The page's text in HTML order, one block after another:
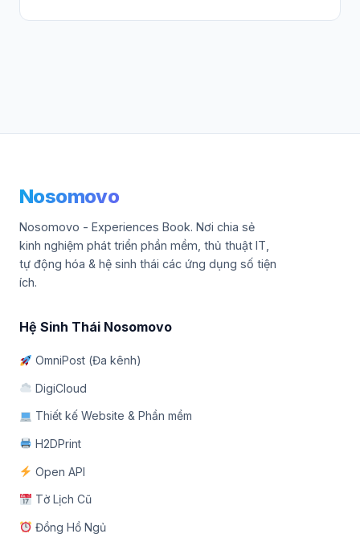
Nosomovo
Nosomovo - Experiences Book. Nơi chia sẻ
kinh nghiệm phát triển phần mềm, thủ thuật IT,
tự động hóa & hệ sinh thái các ứng dụng số tiện
ích.
Hệ Sinh Thái Nosomovo
OmniPost (Đa kênh)
DigiCloud
Thiết kế Website & Phần mềm
H2DPrint
Open API
Tờ Lịch Cũ
Đồng Hồ Ngủ